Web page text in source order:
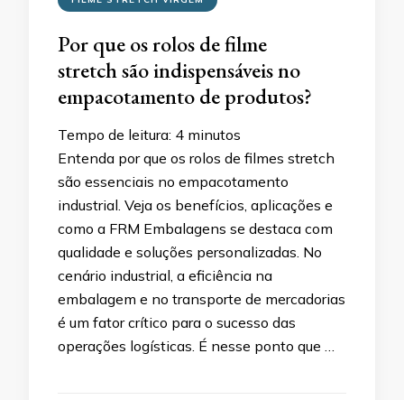
Por que os rolos de filme
stretch são indispensáveis no
empacotamento de produtos?
Tempo de leitura: 4 minutos
Entenda por que os rolos de filmes stretch
são essenciais no empacotamento
industrial. Veja os benefícios, aplicações e
como a FRM Embalagens se destaca com
qualidade e soluções personalizadas. No
cenário industrial, a eficiência na
embalagem e no transporte de mercadorias
é um fator crítico para o sucesso das
operações logísticas. É nesse ponto que …